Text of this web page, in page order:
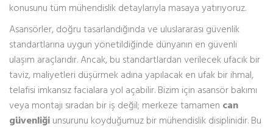
konusunu tüm mühendislik detaylarıyla masaya yatırıyoruz.
Asansörler, doğru tasarlandığında ve uluslararası güvenlik
standartlarına uygun yönetildiğinde dünyanın en güvenli
ulaşım araçlarıdır. Ancak, bu standartlardan verilecek ufacık bir
taviz, maliyetleri düşürmek adına yapılacak en ufak bir ihmal,
telafisi imkansız facialara yol açabilir. Bizim için asansör bakımı
veya montajı sıradan bir iş değil; merkeze tamamen can
güvenliği unsurunu koyduğumuz bir mühendislik disiplinidir. Bu